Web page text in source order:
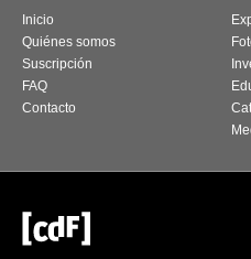
Inicio
Quiénes somos
Suscripción
FAQ
Contacto